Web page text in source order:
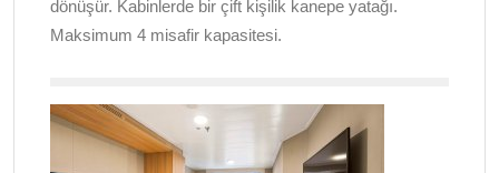
dönüşür. Kabinlerde bir çift kişilik kanepe yatağı.
Maksimum 4 misafir kapasitesi.